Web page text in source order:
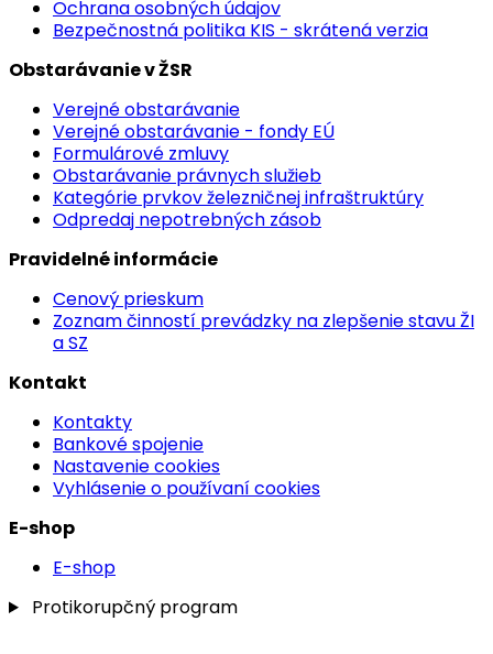
Ochrana osobných údajov
Bezpečnostná politika KIS - skrátená verzia
Obstarávanie v ŽSR
Verejné obstarávanie
Verejné obstarávanie - fondy EÚ
Formulárové zmluvy
Obstarávanie právnych služieb
Kategórie prvkov železničnej infraštruktúry
Odpredaj nepotrebných zásob
Pravidelné informácie
Cenový prieskum
Zoznam činností prevádzky na zlepšenie stavu ŽI
a SZ
Kontakt
Kontakty
Bankové spojenie
Nastavenie cookies
Vyhlásenie o používaní cookies
E-shop
E-shop
Protikorupčný program